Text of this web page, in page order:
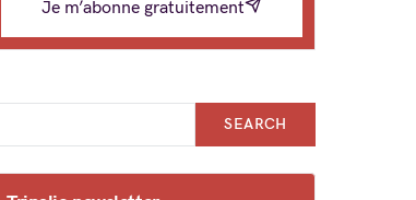
Je m’abonne gratuitement
SEARCH